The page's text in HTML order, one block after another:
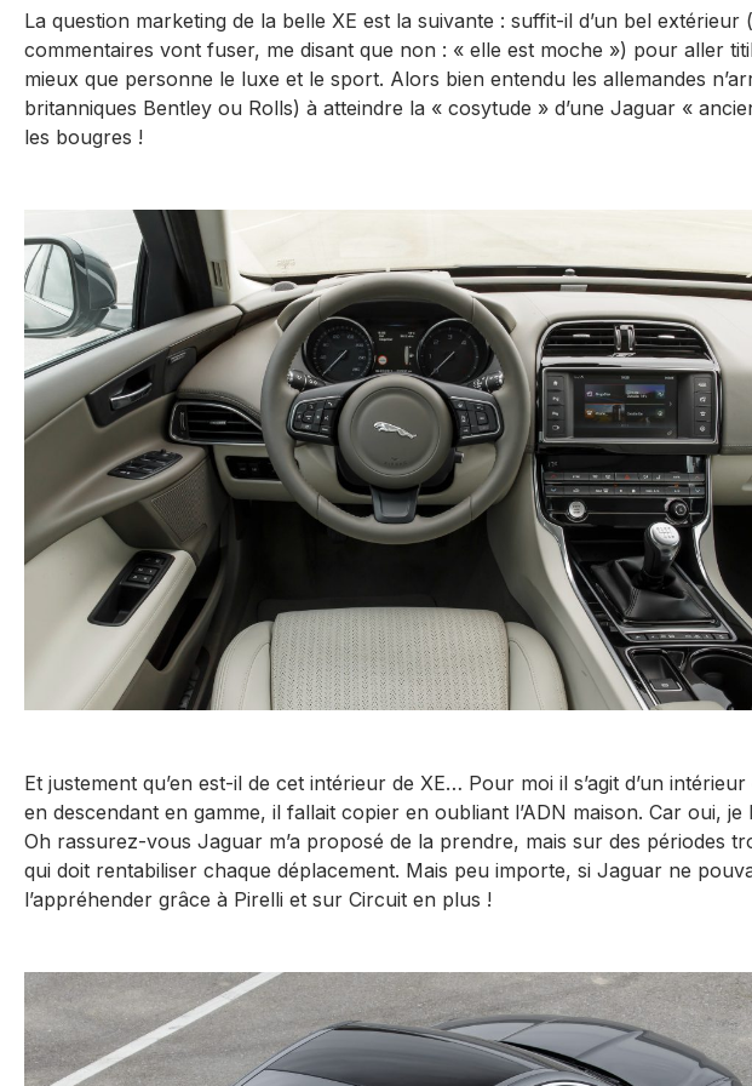
La question marketing de la belle XE est la suivante : suffit-il d’un bel extérieur
commentaires vont fuser, me disant que non : « elle est moche ») pour aller
mieux que personne le luxe et le sport. Alors bien entendu les allemandes
britanniques Bentley ou Rolls) à atteindre la « cosytude » d’une Jaguar «
les bougres !
Et justement qu’en est-il de cet intérieur de XE… Pour moi il s’agit d’un
en descendant en gamme, il fallait copier en oubliant l’ADN maison. Car oui, je
Oh rassurez-vous Jaguar m’a proposé de la prendre, mais sur des périodes
qui doit rentabiliser chaque déplacement. Mais peu importe, si Jaguar ne
l’appréhender grâce à Pirelli et sur Circuit en plus !